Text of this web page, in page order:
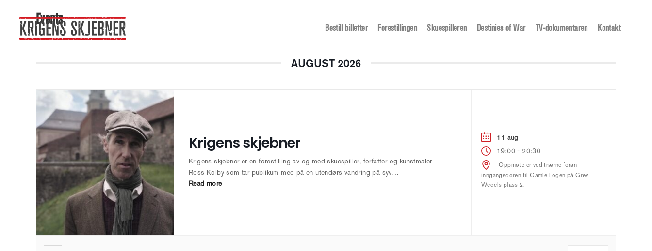
Bestill billetter Forestillingen Skuespilleren Destinies of War TV-dokumentaren Kontakt
Events
AUGUST 2026
Krigens skjebner
Krigens skjebner er en forestilling av og med skuespiller, forfatter og kunstmaler
Ross Kolby som tar publikum med på en utendørs vandring på syv…
Read more
11 aug
19:00 - 20:30
Oppmøte er ved trærne foran
inngangsdøren til Gamle Logen på Grev
Wedels plass 2.